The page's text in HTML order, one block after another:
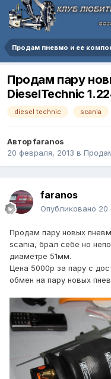
Продам пневмо и ее
Продам пару
DieselTechnic
diesel technic scania
Авторfaranos
20 февраля, 2013 в
faranos
Опубликовано 20
Продам пару новых
scania, брал себе но
диаметре 51мм.
Цена 5000р за пару с
обмен на пару новых